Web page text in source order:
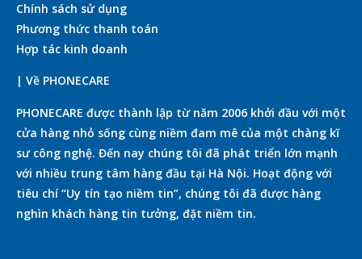
Chính sách sử dụng
Phương thức thanh toán
Hợp tác kinh doanh
| Về PHONECARE
PHONECARE được thành lập từ năm 2006 khởi đầu với một
cửa hàng nhỏ sống cùng niềm đam mê của một chàng kĩ
sư công nghệ. Đến nay chúng tôi đã phát triển lớn mạnh
với nhiều trung tâm hàng đầu tại Hà Nội. Hoạt động với
tiêu chí “Uy tín tạo niềm tin”, chúng tôi đã được hàng
nghìn khách hàng tin tưởng, đặt niềm tin.